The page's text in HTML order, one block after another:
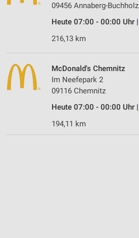
09456 Annaberg-Buchholz
Heute 07:00 - 00:00 Uhr |
216,13 km
McDonald's Chemnitz
Im Neefepark 2
09116 Chemnitz
Heute 07:00 - 00:00 Uhr |
194,11 km